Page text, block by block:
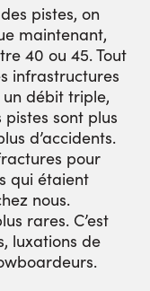
pistes, on
maintenant,
40 ou 45. Tout
infrastructures
débit triple,
sont plus
d’accidents.
pour
qui étaient
nous.
rares. C’est
luxations de